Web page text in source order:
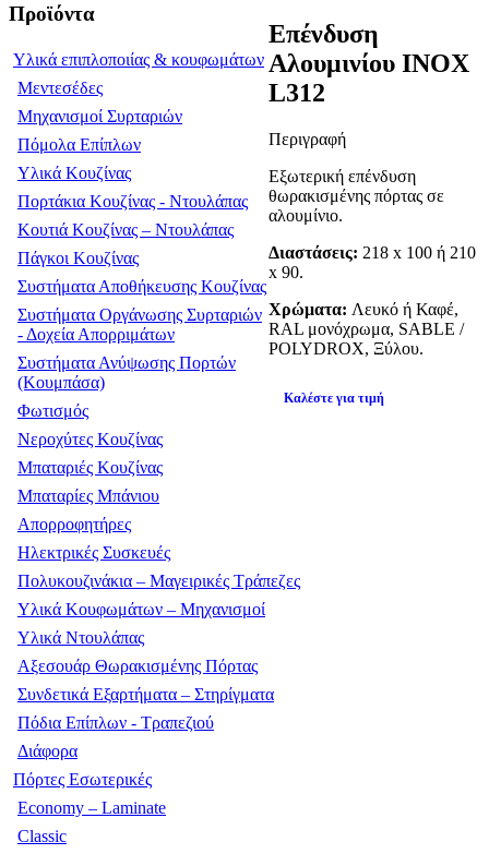
Επένδυση
Αλουμινίου ΙΝΟΧ
L312
Περιγραφή
Εξωτερική επένδυση
θωρακισμένης πόρτας σε
αλουμίνιο.
Διαστάσεις: 218 x 100 ή 210
x 90.
Χρώματα: Λευκό ή Καφέ,
RAL μονόχρωμα, SABLE /
POLYDROX, Ξύλου.
Καλέστε για τιμή
Προϊόντα
Υλικά επιπλοποιίας & κουφωμάτων
Μεντεσέδες
Μηχανισμοί Συρταριών
Πόμολα Επίπλων
Υλικά Κουζίνας
Πορτάκια Κουζίνας - Ντουλάπας
Κουτιά Κουζίνας – Ντουλάπας
Πάγκοι Κουζίνας
Συστήματα Αποθήκευσης Κουζίνας
Συστήματα Οργάνωσης Συρταριών
- Δοχεία Απορριμάτων
Συστήματα Ανύψωσης Πορτών
(Κουμπάσα)
Φωτισμός
Νεροχύτες Κουζίνας
Μπαταριές Κουζίνας
Μπαταρίες Μπάνιου
Απορροφητήρες
Ηλεκτρικές Συσκευές
Πολυκουζινάκια – Μαγειρικές Τράπεζες
Υλικά Κουφωμάτων – Μηχανισμοί
Υλικά Ντουλάπας
Αξεσουάρ Θωρακισμένης Πόρτας
Συνδετικά Εξαρτήματα – Στηρίγματα
Πόδια Επίπλων - Τραπεζιού
Διάφορα
Πόρτες Εσωτερικές
Economy – Laminate
Classic